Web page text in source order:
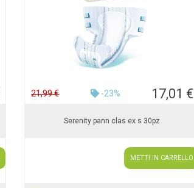
21,99 € -23% 17,01 €
Serenity pann clas ex s 30pz
METTI IN CARRELLO